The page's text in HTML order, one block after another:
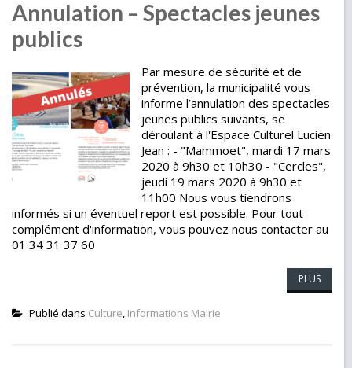
Annulation – Spectacles jeunes
publics
Par mesure de sécurité et de
prévention, la municipalité vous
informe l’annulation des spectacles
jeunes publics suivants, se
déroulant à l'Espace Culturel Lucien
Jean : - "Mammoet", mardi 17 mars
2020 à 9h30 et 10h30 - "Cercles",
jeudi 19 mars 2020 à 9h30 et
11h00 Nous vous tiendrons
informés si un éventuel report est possible. Pour tout
complément d'information, vous pouvez nous contacter au
01 34 31 37 60
PLUS
Publié dans Culture, Informations Mairie